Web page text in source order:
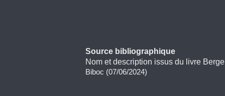
Source bibliographique
Nom et description issus du livre
Biboc (07/06/2024)